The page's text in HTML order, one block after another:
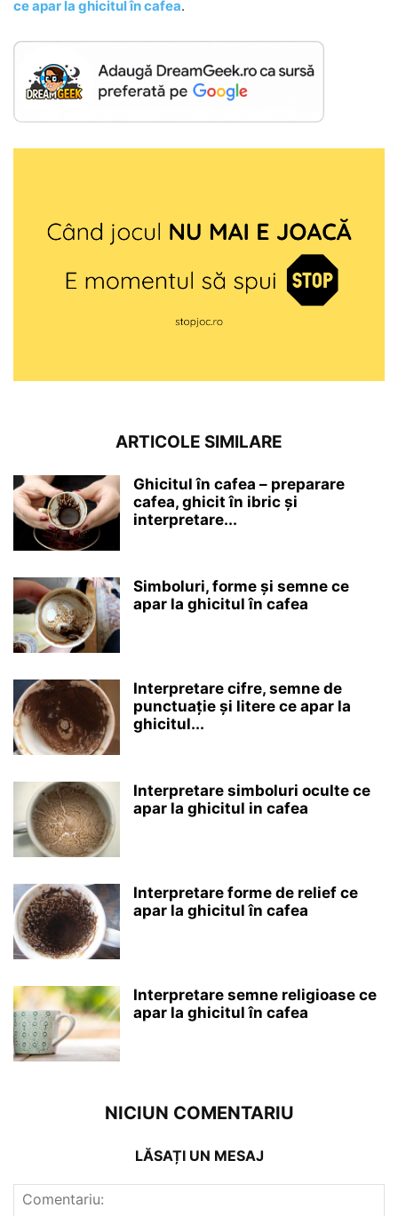
ce apar la ghicitul în cafea.
ARTICOLE SIMILARE
Ghicitul în cafea – preparare
cafea, ghicit în ibric și
interpretare...
Simboluri, forme și semne ce
apar la ghicitul în cafea
Interpretare cifre, semne de
punctuație și litere ce apar la
ghicitul...
Interpretare simboluri oculte ce
apar la ghicitul in cafea
Interpretare forme de relief ce
apar la ghicitul în cafea
Interpretare semne religioase ce
apar la ghicitul în cafea
NICIUN COMENTARIU
LĂSAȚI UN MESAJ